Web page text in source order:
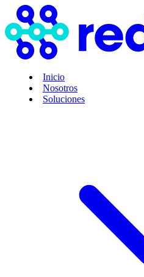
Inicio
Nosotros
Soluciones